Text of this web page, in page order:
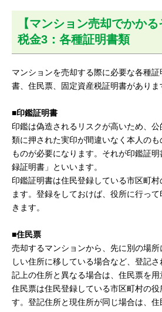
【マンション売却でかかる
税金3：各種証明書類
マンションを売却する際に必要な各種
書、住民票、固定資産税証明書がありま
■印鑑証明書
印鑑は偽造されるリスクが高いため、
類に押された実印が間違いなく本人の
ものが必要になります。それが印鑑証
録証明書」といいます。
印鑑証明書は住民登録している市区町
ます。登録をしておけば、役所に行っ
きます。
■住民票
売却するマンションから、先に別の場
しい住所に移している場合など、登記
記上の住所と異なる場合は、住民票を用
住民票は住民登録している市区町村の役
す。登記住所と現住所が同じ場合は、住